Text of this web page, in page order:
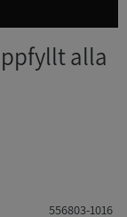
alla
556803-1016